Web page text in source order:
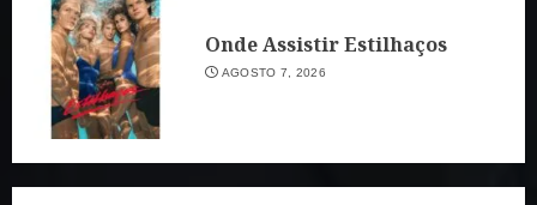
Onde Assistir Estilhaços
AGOSTO 7, 2026